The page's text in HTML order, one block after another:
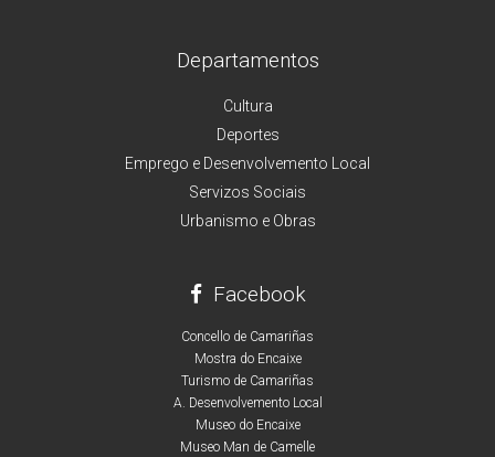
Departamentos
Cultura
Deportes
Emprego e Desenvolvemento Local
Servizos Sociais
Urbanismo e Obras
Facebook
Concello de Camariñas
Mostra do Encaixe
Turismo de Camariñas
A. Desenvolvemento Local
Museo do Encaixe
Museo Man de Camelle